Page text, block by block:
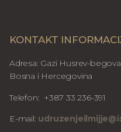
KONTAKT
Adresa: Gazi Husrev-
Bosna i Hercegovina
Telefon: +387 33 236-391
E-mail: